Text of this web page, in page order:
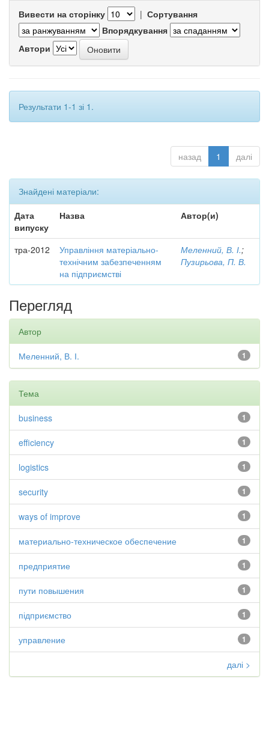
Вивести на сторінку | Сортування
Впорядкування
Автори
Результати 1-1 зі 1.
назад 1 далі
Знайдені матеріали:
Дата
випуску
Назва Автор(и)
тра-2012
Управління матеріально-
технічним забезпеченням
на підприємстві
Меленний, В. І.;
Пузирьова, П. В.
Перегляд
Автор
1
Меленний, В. І.
Тема
1
business
1
efficiency
1
logistics
1
security
1
ways of improve
1
материально-техническое обеспечение
1
предприятие
1
пути повышения
1
підприємство
1
управление
далі >